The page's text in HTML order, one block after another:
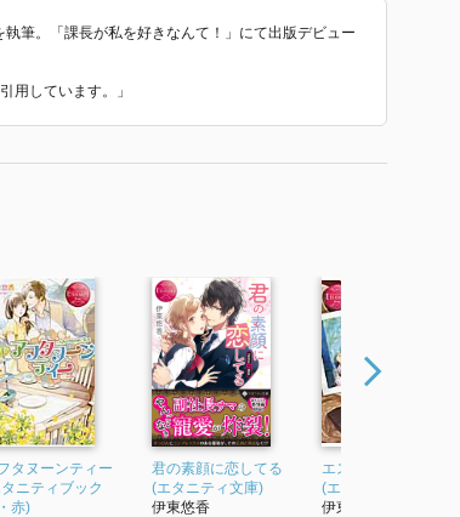
筆。「課長が私を好きなんて！」にて出版デビュー
用しています。」
タヌーンティー
ニティブック
赤)
君の素顔に恋してる
(エタニティ文庫)
伊東悠香
エスプレッソとバニラ
(エタニティ文庫・赤)
伊東悠香